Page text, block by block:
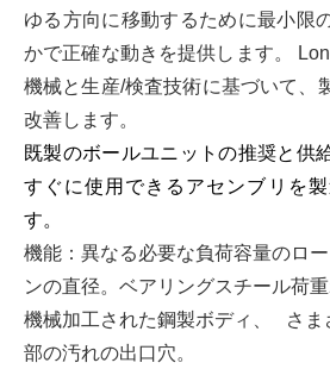
ゆる方向に移動するために最小限
かで正確な動きを提供します。
機械と生産/検査技術に基づいて、
改善します。
既製のボールユニットの推奨と供
すぐに使用できるアセンブリを
す。
機能：異なる必要な負荷容量のロ
ンの直径。ベアリングスチール荷
機械加工された鋼製ボディ、 さま
部の汚れの出口穴。